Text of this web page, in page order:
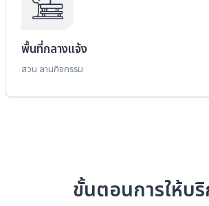
พื้นที่กลางแจ้ง
สวน ลานกิจกรรม
ขั้นตอนการให้บริ